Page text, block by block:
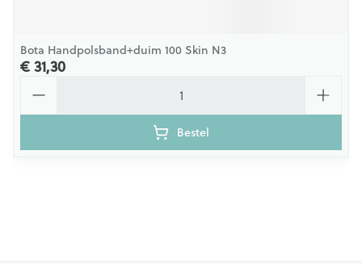
Bota Handpolsband+duim 100 Skin N3
€ 31,30
Bestel